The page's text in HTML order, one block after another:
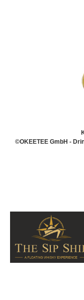
©OKEETEE GmbH -